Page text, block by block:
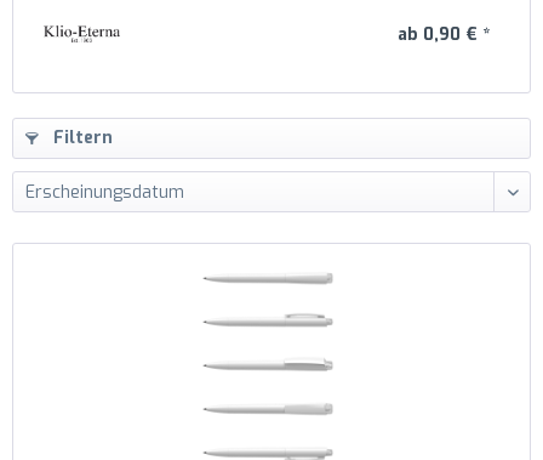
ab 0,90 € *
Filtern